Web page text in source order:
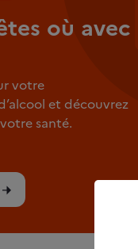
où avec
votre
et découvrez
santé.